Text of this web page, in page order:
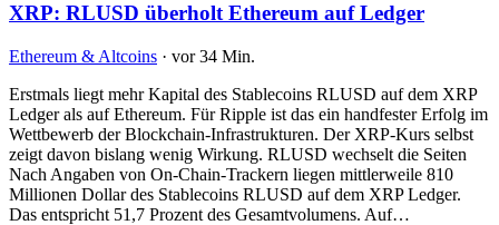
XRP: RLUSD überholt Ethereum auf Ledger
Ethereum & Altcoins · vor 34 Min.
Erstmals liegt mehr Kapital des Stablecoins RLUSD auf dem XRP
Ledger als auf Ethereum. Für Ripple ist das ein handfester Erfolg im
Wettbewerb der Blockchain-Infrastrukturen. Der XRP-Kurs selbst
zeigt davon bislang wenig Wirkung. RLUSD wechselt die Seiten
Nach Angaben von On-Chain-Trackern liegen mittlerweile 810
Millionen Dollar des Stablecoins RLUSD auf dem XRP Ledger.
Das entspricht 51,7 Prozent des Gesamtvolumens. Auf…